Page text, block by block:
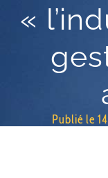
«
Publié le